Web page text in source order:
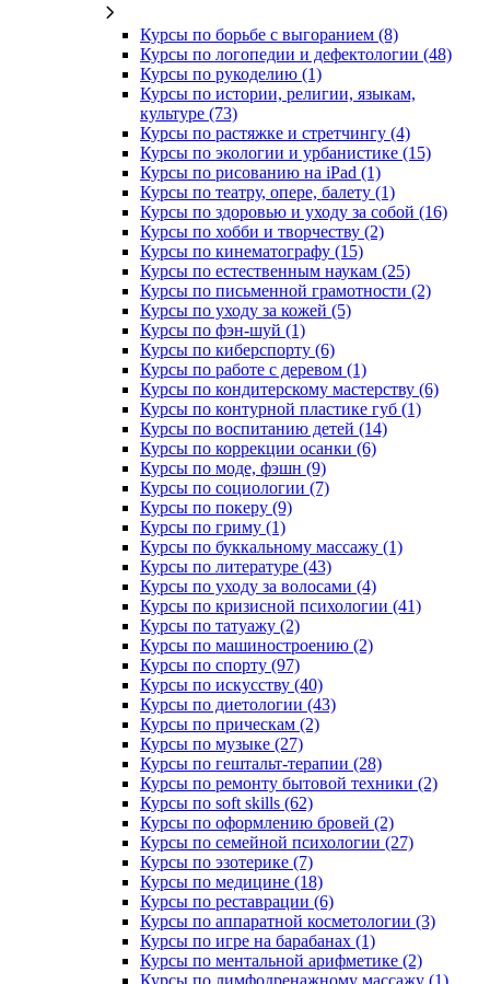
Курсы по борьбе с выгоранием (8)
Курсы по логопедии и дефектологии (48)
Курсы по рукоделию (1)
Курсы по истории, религии, языкам,
культуре (73)
Курсы по растяжке и стретчингу (4)
Курсы по экологии и урбанистике (15)
Курсы по рисованию на iPad (1)
Курсы по театру, опере, балету (1)
Курсы по здоровью и уходу за собой (16)
Курсы по хобби и творчеству (2)
Курсы по кинематографу (15)
Курсы по естественным наукам (25)
Курсы по письменной грамотности (2)
Курсы по уходу за кожей (5)
Курсы по фэн-шуй (1)
Курсы по киберспорту (6)
Курсы по работе с деревом (1)
Курсы по кондитерскому мастерству (6)
Курсы по контурной пластике губ (1)
Курсы по воспитанию детей (14)
Курсы по коррекции осанки (6)
Курсы по моде, фэшн (9)
Курсы по социологии (7)
Курсы по покеру (9)
Курсы по гриму (1)
Курсы по буккальному массажу (1)
Курсы по литературе (43)
Курсы по уходу за волосами (4)
Курсы по кризисной психологии (41)
Курсы по татуажу (2)
Курсы по машиностроению (2)
Курсы по спорту (97)
Курсы по искусству (40)
Курсы по диетологии (43)
Курсы по прическам (2)
Курсы по музыке (27)
Курсы по гештальт-терапии (28)
Курсы по ремонту бытовой техники (2)
Курсы по soft skills (62)
Курсы по оформлению бровей (2)
Курсы по семейной психологии (27)
Курсы по эзотерике (7)
Курсы по медицине (18)
Курсы по реставрации (6)
Курсы по аппаратной косметологии (3)
Курсы по игре на барабанах (1)
Курсы по ментальной арифметике (2)